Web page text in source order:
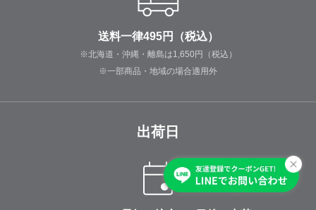
送料一律495円（税込）
※北海道・沖縄・離島は1,650円（税込）
※一部商品・地域の場合適用外
出荷日